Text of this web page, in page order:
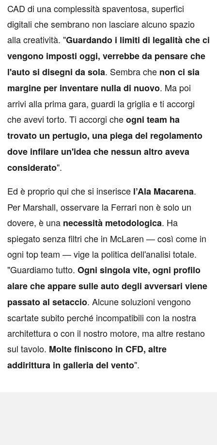
CAD di una complessità spaventosa, superfici
digitali che sembrano non lasciare alcuno spazio
alla creatività. "Guardando i limiti di legalità che ci
vengono imposti oggi, verrebbe da pensare che
l'auto si disegni da sola. Sembra che non ci sia
margine per inventare nulla di nuovo. Ma poi
arrivi alla prima gara, guardi la griglia e ti accorgi
che avevi torto. Ti accorgi cheogni team ha
trovato un pertugio, una piega del regolamento
dove infilare un'idea che nessun altro aveva
considerato".
Ed è proprio qui che si inserisce l’Ala Macarena.
Per Marshall, osservare la Ferrari non è solo un
dovere, è una necessità metodologica. Ha
spiegato senza filtri che in McLaren — così come in
ogni top team — vige la politica dell'analisi totale.
"Guardiamo tutto. Ogni singola vite, ogni profilo
alare che appare sulle auto degli avversari viene
passato al setaccio. Alcune soluzioni vengono
scartate subito perché incompatibili con la nostra
architettura o con il nostro motore, ma altre restano
sul tavolo. Molte finiscono in CFD, altre
addirittura in galleria del vento".